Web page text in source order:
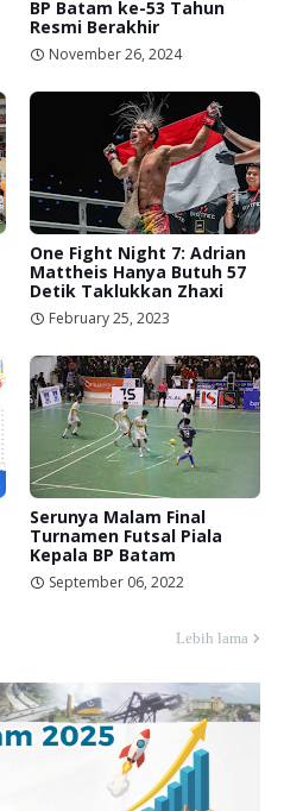
BP Batam ke-53 Tahun
Resmi Berakhir
November 26, 2024
One Fight Night 7: Adrian
Mattheis Hanya Butuh 57
Detik Taklukkan Zhaxi
February 25, 2023
Serunya Malam Final
Turnamen Futsal Piala
Kepala BP Batam
September 06, 2022
Lebih lama